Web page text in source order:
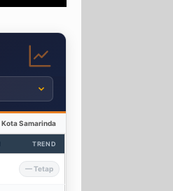
Kota Samarinda
TREND
— Tetap